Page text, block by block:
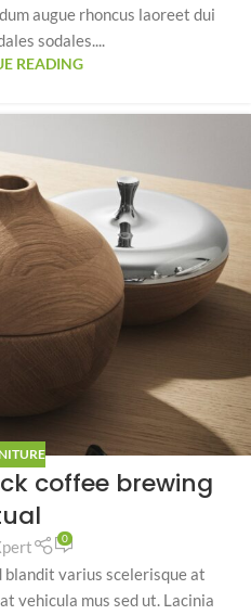
augue rhoncus laoreet dui
sodales....
READING
coffee brewing
0
varius scelerisque at
vehicula mus sed ut. Lacinia